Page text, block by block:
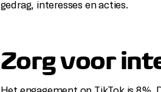
gedrag, interesses en acties.
Zorg voor